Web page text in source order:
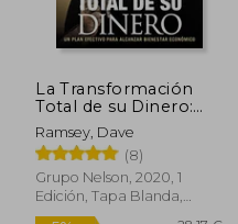
5%
dcto. 24,49 €
La Transformación
Total de su Dinero:
Edición Clásica: Un
Plan Efectivo Para
Alcanzar Bienestar
Financiero
Ramsey, Dave
(8)
Grupo Nelson, 2020, 1
Edición, Tapa Blanda,
Nuevo